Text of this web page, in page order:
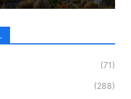
(71)
(288)